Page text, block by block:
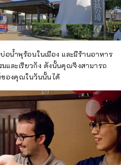
อน้ำพุร้อนในเมือง และมีร้านอาหาร
และเรียวกัง ดังนั้นคุณจึงสามารถ
ของคุณในวันนั้นได้